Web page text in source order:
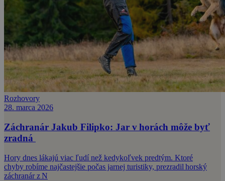
Rozhovory
28. marca 2026
Záchranár Jakub Filipko: Jar v horách môže byť
zradná
Hory dnes lákajú viac ľudí než kedykoľvek predtým. Ktoré
chyby robíme najčastejšie počas jarnej turistiky, prezradil horský
záchranár z N